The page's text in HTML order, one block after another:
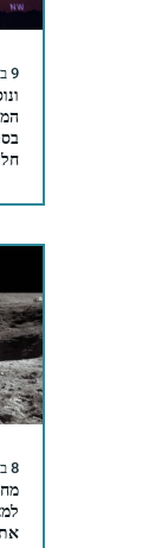
9 באוגוסט 2026
8 באוגוסט 2026